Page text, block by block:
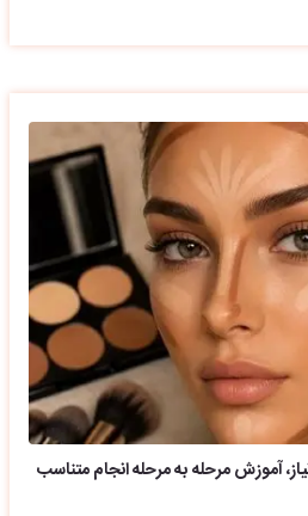
آموزش مرحله به مرحله انجام متناسب